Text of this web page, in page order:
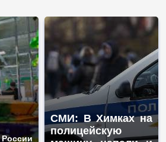
СМИ: В Химках на
полицейскую